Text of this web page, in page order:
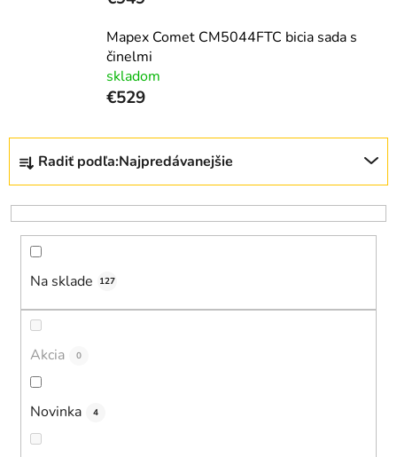
Mapex Comet CM5044FTC bicia sada s
činelmi
skladom
€529
R
d
e
Radiť podľa:Najpredávanejšie
Na sklade 127
Akcia 0
Novinka 4